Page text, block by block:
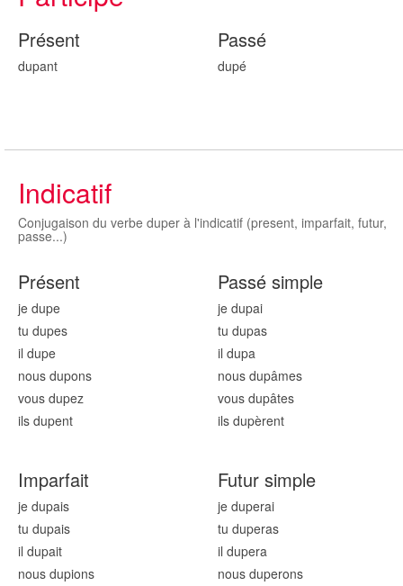
Présent
dupant
Passé
dupé
Indicatif
Conjugaison du verbe duper à l'indicatif (present, imparfait, futur,
passe...)
Présent
je dupe
tu dupes
il dupe
nous dupons
vous dupez
ils dupent
Passé simple
je dupai
tu dupas
il dupa
nous dupâmes
vous dupâtes
ils dupèrent
Imparfait
je dupais
tu dupais
il dupait
nous dupions
Futur simple
je duperai
tu duperas
il dupera
nous duperons